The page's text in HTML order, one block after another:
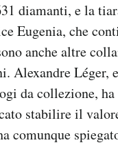
diamanti, e la
Eugenia, che
anche altre
Alexandre Léger,
da collezione, ha
stabilire il
comunque